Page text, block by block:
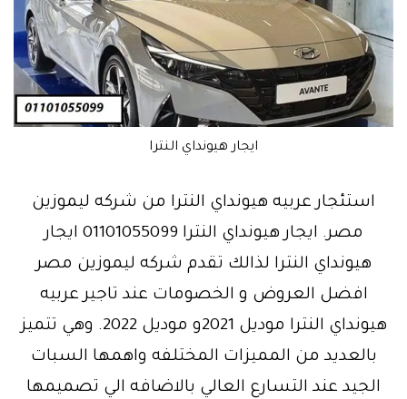
ايجار هيونداي النترا
استئجار عربيه هيونداي النترا من شركه ليموزين
مصر. ايجار هيونداي النترا 01101055099 ايجار
هيونداي النترا لذالك تقدم شركه ليموزين مصر
افضل العروض و الخصومات عند تاجير عربيه
هيونداي النترا موديل 2021و موديل 2022. وهي تتميز
بالعديد من المميزات المختلفه واهمها السبات
الجيد عند التسارع العالي بالاضافه الي تصميمها